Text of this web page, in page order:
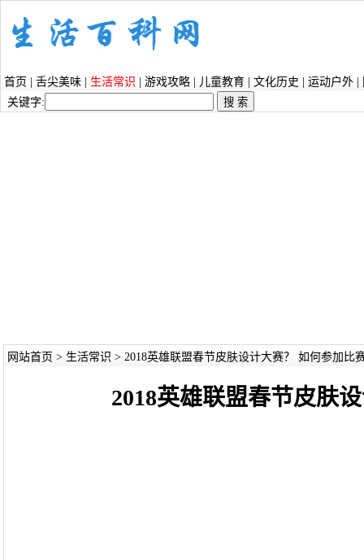
首页 舌尖美味 生活常识 游戏攻略 儿童教育 文化历史 运动户外
关键字:
网站首页 > 生活常识 > 2018英雄联盟春节皮肤设计大赛？ 如何参加比
2018英雄联盟春节皮肤